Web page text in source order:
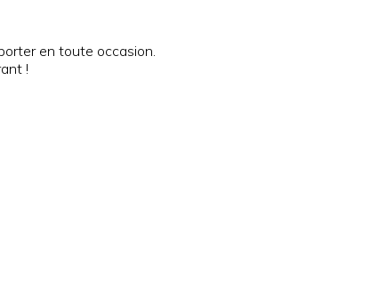
en toute occasion.
!